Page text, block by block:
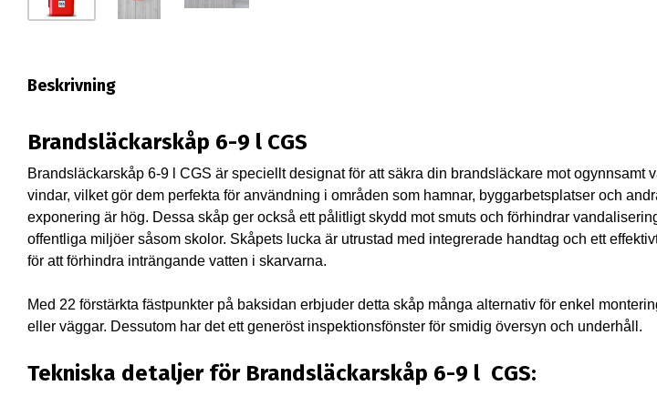
Beskrivning
Brandsläckarskåp 6-9 l CGS
Brandsläckarskåp 6-9 l CGS är speciellt designat för att säkra din brandsläckare mot ogynnsamt
vindar, vilket gör dem perfekta för användning i områden som hamnar, byggarbetsplatser och
exponering är hög. Dessa skåp ger också ett pålitligt skydd mot smuts och förhindrar
offentliga miljöer såsom skolor. Skåpets lucka är utrustad med integrerade handtag och ett
för att förhindra inträngande vatten i skarvarna.
Med 22 förstärkta fästpunkter på baksidan erbjuder detta skåp många alternativ för enkel
eller väggar. Dessutom har det ett generöst inspektionsfönster för smidig översyn och underhåll.
Tekniska detaljer för Brandsläckarskåp 6-9 l CGS: